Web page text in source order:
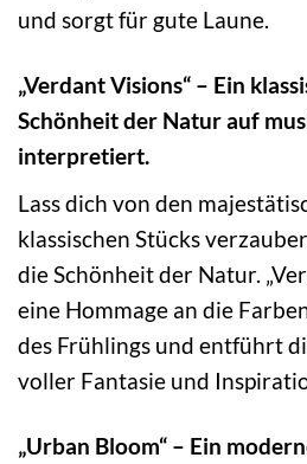
und sorgt für gute Laune.
„Verdant Visions“ – Ein
Schönheit der Natur auf
interpretiert.
Lass dich von den
klassischen Stücks
die Schönheit der Natur.
eine Hommage an die
des Frühlings und entführt
voller Fantasie und
„Urban Bloom“ – Ein